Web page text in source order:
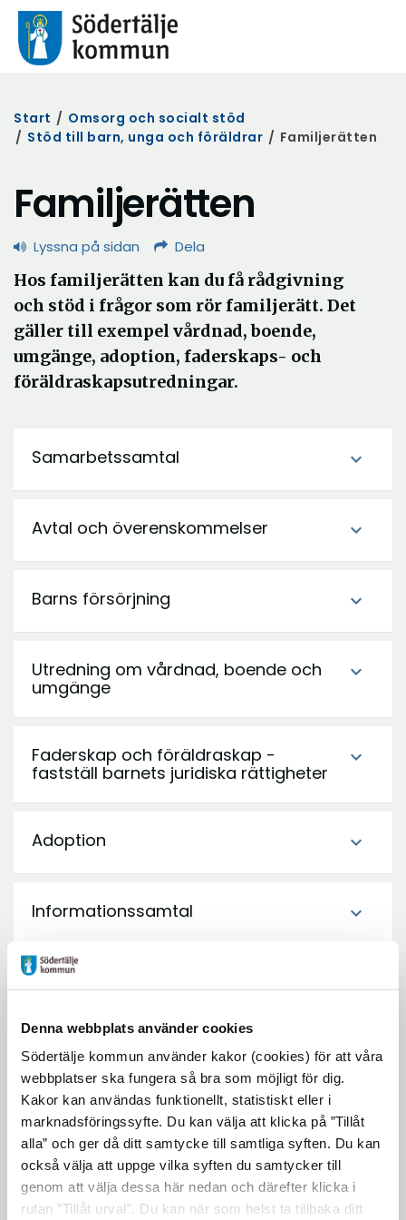
Denna webbplats använder cookies
Södertälje kommun använder kakor (cookies) för att våra
webbplatser ska fungera så bra som möjligt för dig.
Kakor kan användas funktionellt, statistiskt eller i
marknadsföringssyfte. Du kan välja att klicka på ”Tillåt
alla” och ger då ditt samtycke till samtliga syften. Du kan
också välja att uppge vilka syften du samtycker till
genom att välja dessa här nedan och därefter klicka i
rutan ”Tillåt urval”. Du kan när som helst ta tillbaka ditt
Start / Omsorg och socialt stöd
/ Stöd till barn, unga och föräldrar / Familjerätten
Familjerätten
Lyssna på sidan Dela
Hos familjerätten kan du få rådgivning
och stöd i frågor som rör familjerätt. Det
gäller till exempel vårdnad, boende,
umgänge, adoption, faderskaps- och
föräldraskapsutredningar.
Samarbetssamtal expand_more
Avtal och överenskommelser expand_more
Barns försörjning expand_more
Utredning om vårdnad, boende och
umgänge
expand_more
Faderskap och föräldraskap -
fastställ barnets juridiska rättigheter
expand_more
Adoption expand_more
Informationssamtal expand_more
Grupp för separerade föräldrar Barn i
expand_more
smartphone Kontaktuppgifter
person Familjerätten
home Turingegatan 24
151 36 Södertälje